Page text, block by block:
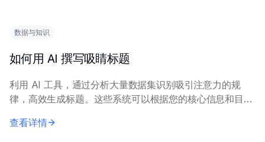
数据与知识
如何用 AI 撰写吸睛标题
利用 AI 工具，通过分析大量数据集识别吸引注意力的规
律，高效生成标题。这些系统可以根据您的核心信息和目标
成需要高质量的输入数据和明确的目标...
查看详情